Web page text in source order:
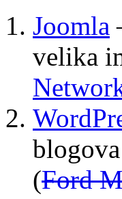
Joomla
velika
(Ford